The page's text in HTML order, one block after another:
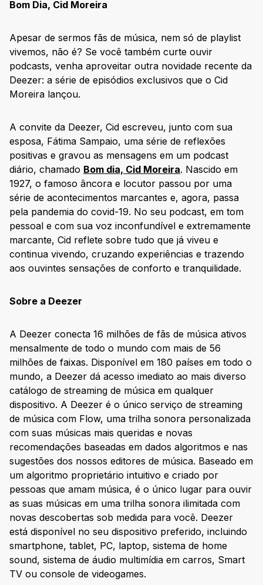
Bom Dia, Cid Moreira
Apesar de sermos fãs de música, nem só de playlist
vivemos, não é? Se você também curte ouvir
podcasts, venha aproveitar outra novidade recente da
Deezer: a série de episódios exclusivos que o Cid
Moreira lançou.
A convite da Deezer, Cid escreveu, junto com sua
esposa, Fátima Sampaio, uma série de reflexões
positivas e gravou as mensagens em um podcast
diário, chamado Bom dia, Cid Moreira. Nascido em
1927, o famoso âncora e locutor passou por uma
série de acontecimentos marcantes e, agora, passa
pela pandemia do covid-19. No seu podcast, em tom
pessoal e com sua voz inconfundível e extremamente
marcante, Cid reflete sobre tudo que já viveu e
continua vivendo, cruzando experiências e trazendo
aos ouvintes sensações de conforto e tranquilidade.
Sobre a Deezer
A Deezer conecta 16 milhões de fãs de música ativos
mensalmente de todo o mundo com mais de 56
milhões de faixas. Disponível em 180 países em todo o
mundo, a Deezer dá acesso imediato ao mais diverso
catálogo de streaming de música em qualquer
dispositivo. A Deezer é o único serviço de streaming
de música com Flow, uma trilha sonora personalizada
com suas músicas mais queridas e novas
recomendações baseadas em dados algoritmos e nas
sugestões dos nossos editores de música. Baseado em
um algoritmo proprietário intuitivo e criado por
pessoas que amam música, é o único lugar para ouvir
as suas músicas em uma trilha sonora ilimitada com
novas descobertas sob medida para você. Deezer
está disponível no seu dispositivo preferido, incluindo
smartphone, tablet, PC, laptop, sistema de home
sound, sistema de áudio multimídia em carros, Smart
TV ou console de videogames.